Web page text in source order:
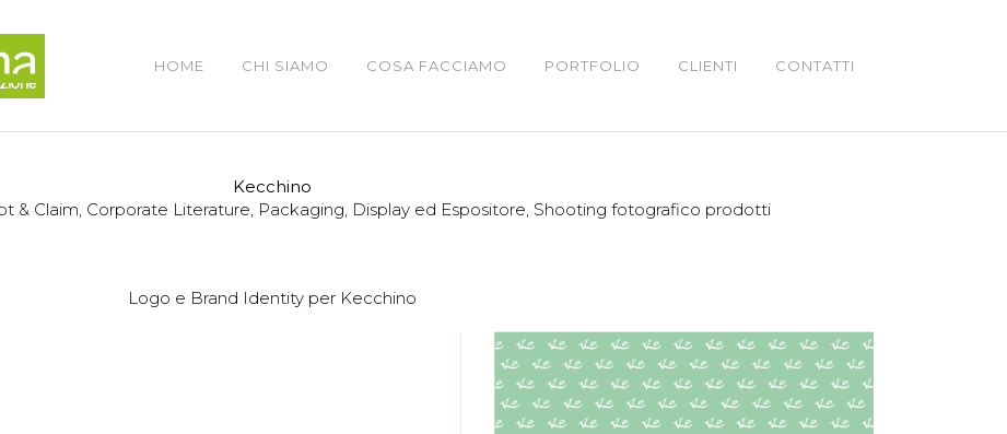
HOME CHI SIAMO COSA FACCIAMO PORTFOLIO CLIENTI CONTATTI
Kecchino
& Claim, Corporate Literature, Packaging, Display ed Espositore, Shooting fotografico prodotti
Logo e Brand Identity per Kecchino